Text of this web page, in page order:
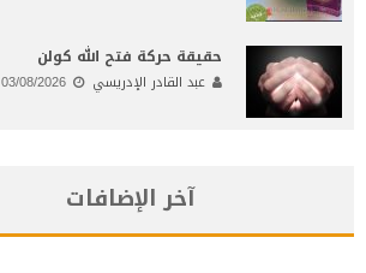
حقيقة حركة فتح الله كولن
عبد القادر الإدريسي 03/08/2026
آخر الإضافات